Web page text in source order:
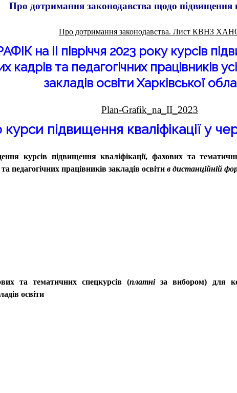
Про дотримання законодавства щодо підвищення
Про дотримання законодавства. Лист КВНЗ
на ІІ півріччя 2023 року курсів
кадрів та педагогічних працівників
закладів освіти Харківської
Plan-Grafik_na_II_2023
курси підвищення кваліфікації у
курсів підвищення кваліфікації, фахових та
педагогічних працівників закладів освіти в дистанційній
та тематичних спецкурсів (платніза вибором) для
освіти